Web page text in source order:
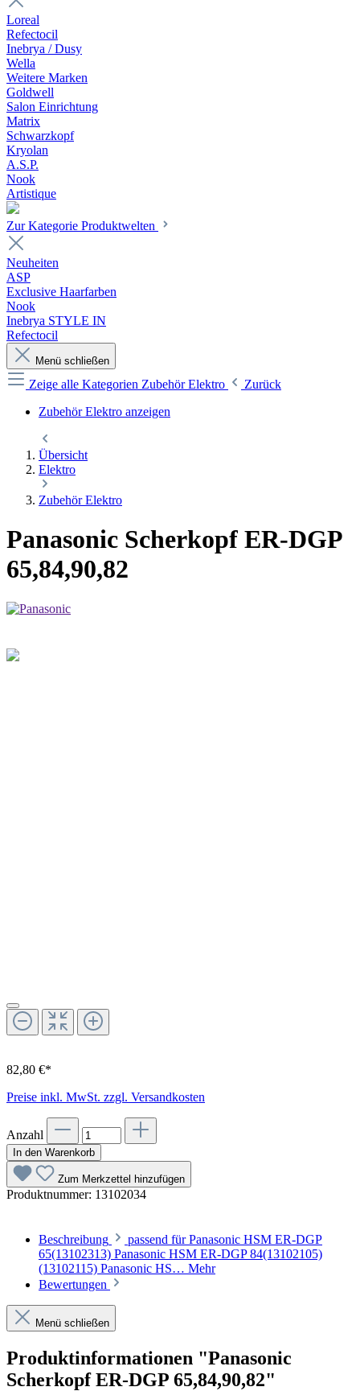
Loreal
Refectocil
Inebrya / Dusy
Wella
Weitere Marken
Goldwell
Salon Einrichtung
Matrix
Schwarzkopf
Kryolan
A.S.P.
Nook
Artistique
Zur Kategorie Produktwelten
Neuheiten
ASP
Exclusive Haarfarben
Nook
Inebrya STYLE IN
Refectocil
Menü schließen
Zeige alle Kategorien Zubehör Elektro
Zurück
Zubehör Elektro anzeigen
Übersicht
Elektro
Zubehör Elektro
Panasonic Scherkopf ER-DGP
65,84,90,82
82,80 €*
Preise inkl. MwSt. zzgl. Versandkosten
Anzahl
In den Warenkorb
Zum Merkzettel hinzufügen
Produktnummer: 13102034
Beschreibung
passend für Panasonic HSM ER-DGP
65(13102313) Panasonic HSM ER-DGP 84(13102105)
(13102115) Panasonic HS… Mehr
Bewertungen
Menü schließen
Produktinformationen "Panasonic
Scherkopf ER-DGP 65,84,90,82"